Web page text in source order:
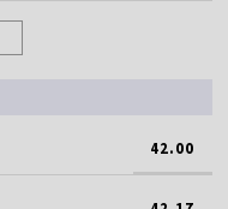
42.00